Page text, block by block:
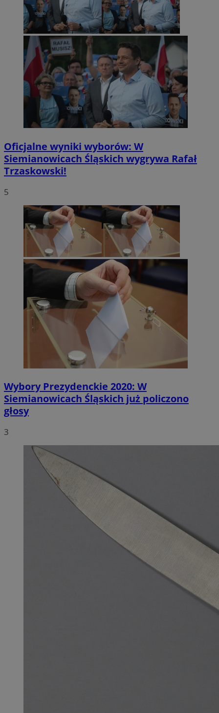
Oficjalne wyniki wyborów: W
Siemianowicach Śląskich wygrywa Rafał
Trzaskowski!
5
Wybory Prezydenckie 2020: W
Siemianowicach Śląskich już policzono
głosy
3